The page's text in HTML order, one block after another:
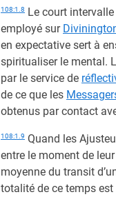
108:1.8 Le court intervalle
employé sur
en expectative sert à
spiritualiser le mental.
par le service de
de ce que les
obtenus par contact
108:1.9 Quand les
entre le moment de
moyenne du transit
totalité de ce temps